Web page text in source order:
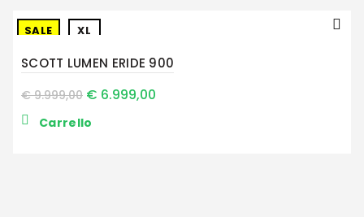
SALE XL
SCOTT LUMEN ERIDE 900
€9.999,00 € 6.999,00
Carrello